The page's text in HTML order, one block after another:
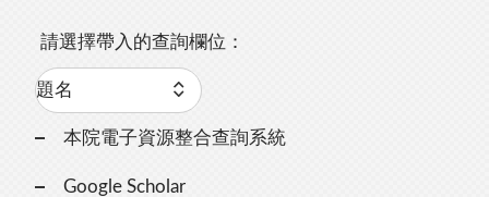
請選擇帶入的查詢欄位：
本院電子資源整合查詢系統
Google Scholar